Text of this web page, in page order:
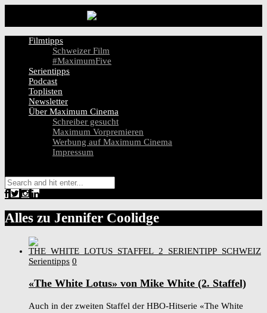
Filmtipps
Schweizer Film
#MaximumFive
Serientipps
Podcast
Toplisten
Newsletter
Über Maximum Cinema
Schreiber gesucht
Maximum Vorpremieren
Werbung auf Maximum Cinema
Impressum
Alles zu Jennifer Coolidge
Serientipps 0
«The White Lotus» von Mike White (2. Staffel)
Auch in der zweiten Staffel der HBO-Hitserie «The White